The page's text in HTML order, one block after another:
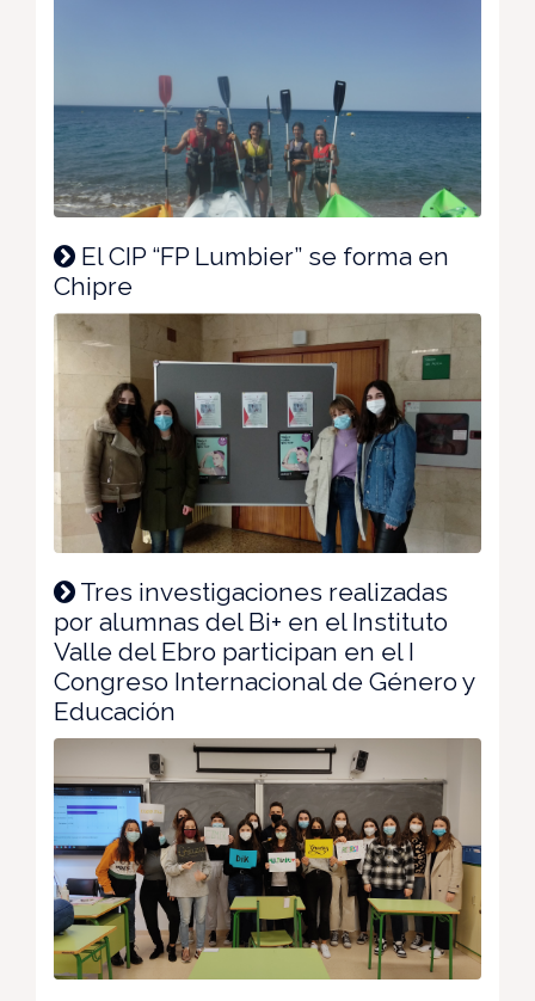
El CIP “FP Lumbier” se forma en
Chipre
Tres investigaciones realizadas
por alumnas del Bi+ en el Instituto
Valle del Ebro participan en el I
Congreso Internacional de Género y
Educación